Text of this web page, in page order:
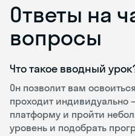
Ответы на
вопросы
Что такое вводный
Он позволит вам
проходит
платформу и пройти
уровень и подобрать